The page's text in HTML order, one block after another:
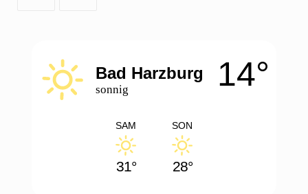
new
tab
Bad Harzburg
sonnig 14°
SAM
31°
SON
28°